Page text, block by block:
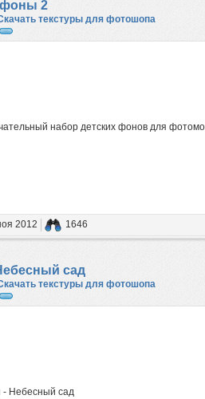
фоны 2
текстуры для фотошопа
набор детских фонов для
2012 1646
сад
текстуры для фотошопа
Небесный сад